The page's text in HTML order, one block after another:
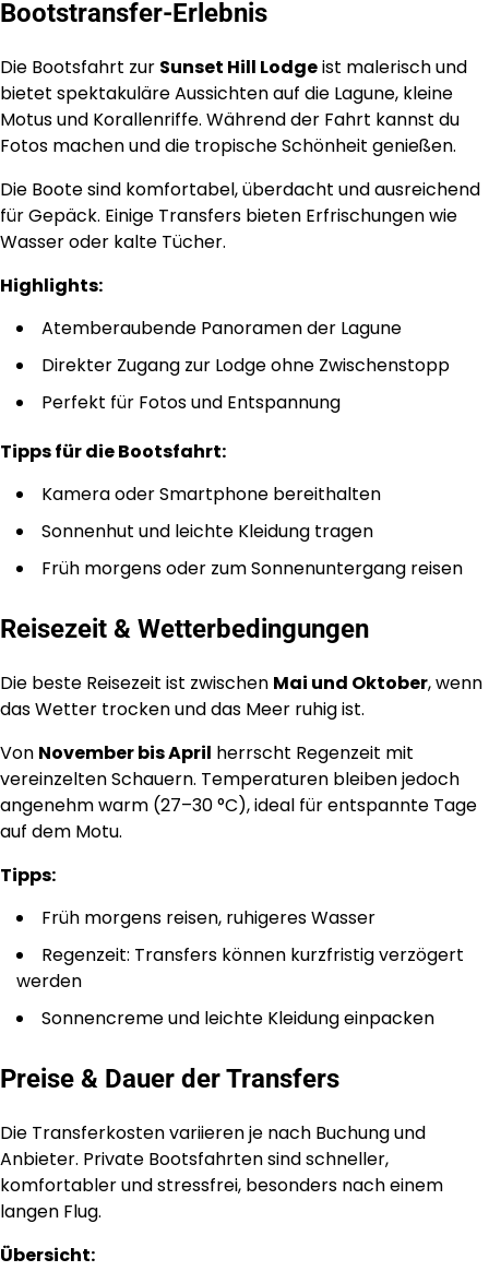
Bootstransfer-Erlebnis
Die Bootsfahrt zur Sunset Hill Lodgeist malerisch und
bietet spektakuläre Aussichten auf die Lagune, kleine
Motus und Korallenriffe. Während der Fahrt kannst du
Fotos machen und die tropische Schönheit genießen.
Die Boote sind komfortabel, überdacht und ausreichend
für Gepäck. Einige Transfers bieten Erfrischungen wie
Wasser oder kalte Tücher.
Highlights:
Atemberaubende Panoramen der Lagune
Direkter Zugang zur Lodge ohne Zwischenstopp
Perfekt für Fotos und Entspannung
Tipps für die Bootsfahrt:
Kamera oder Smartphone bereithalten
Sonnenhut und leichte Kleidung tragen
Früh morgens oder zum Sonnenuntergang reisen
Reisezeit & Wetterbedingungen
Die beste Reisezeit ist zwischen Mai und Oktober, wenn
das Wetter trocken und das Meer ruhig ist.
Von November bis April herrscht Regenzeit mit
vereinzelten Schauern. Temperaturen bleiben jedoch
angenehm warm (27–30 °C), ideal für entspannte Tage
auf dem Motu.
Tipps:
Früh morgens reisen, ruhigeres Wasser
Regenzeit: Transfers können kurzfristig verzögert
werden
Sonnencreme und leichte Kleidung einpacken
Preise & Dauer der Transfers
Die Transferkosten variieren je nach Buchung und
Anbieter. Private Bootsfahrten sind schneller,
komfortabler und stressfrei, besonders nach einem
langen Flug.
Übersicht: